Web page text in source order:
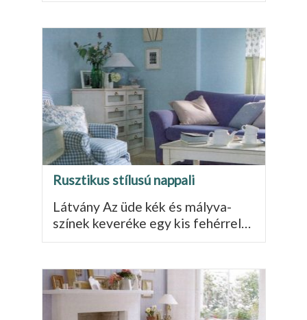
Rusztikus stílusú nappali
Látvány Az üde kék és mályva­
színek keveréke egy kis fehérrel…